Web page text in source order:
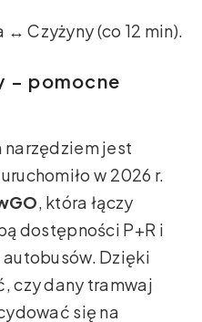
↔ Czyżyny (co 12 min).
– pomocne
jest
w 2026 r.
, która łączy
dostępności P+R i
Dzięki
czy dany tramwaj
się na